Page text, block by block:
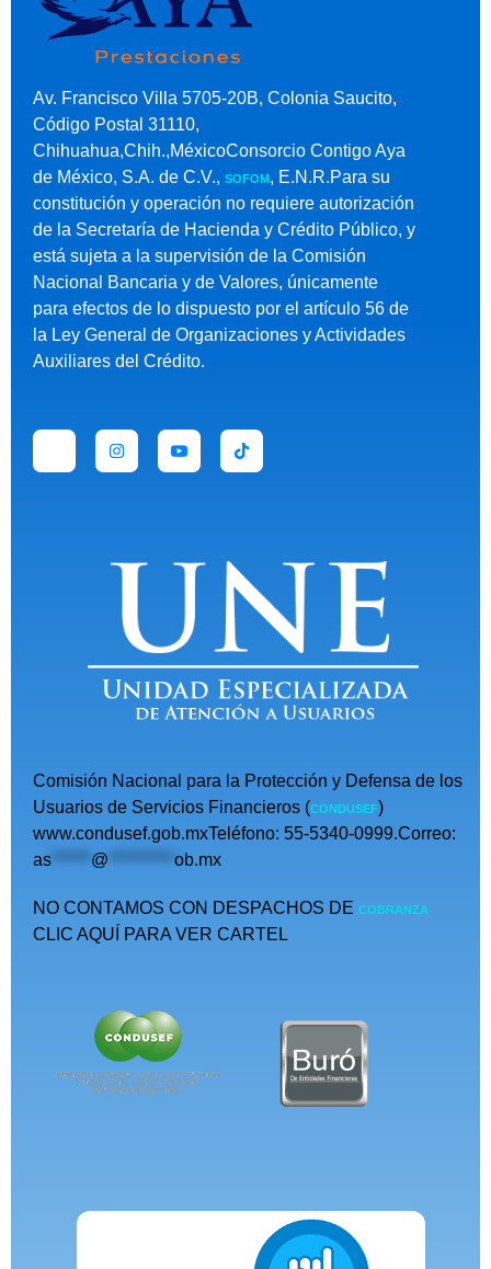
Av. Francisco Villa 5705-20B, Colonia Saucito,
Código Postal 31110,
Chihuahua,Chih.,MéxicoConsorcio Contigo Aya
de México, S.A. de C.V., SOFOM, E.N.R.Para su
constitución y operación no requiere autorización
de la Secretaría de Hacienda y Crédito Público, y
está sujeta a la supervisión de la Comisión
Nacional Bancaria y de Valores, únicamente
para efectos de lo dispuesto por el artículo 56 de
la Ley General de Organizaciones y Actividades
Auxiliares del Crédito.
Comisión Nacional para la Protección y Defensa de los
Usuarios de Servicios Financieros (CONDUSEF)
www.condusef.gob.mxTeléfono: 55-5340-0999.Correo:
as ****** @ ********** ob.mx
NO CONTAMOS CON DESPACHOS DE COBRANZA
CLIC AQUÍ PARA VER CARTEL